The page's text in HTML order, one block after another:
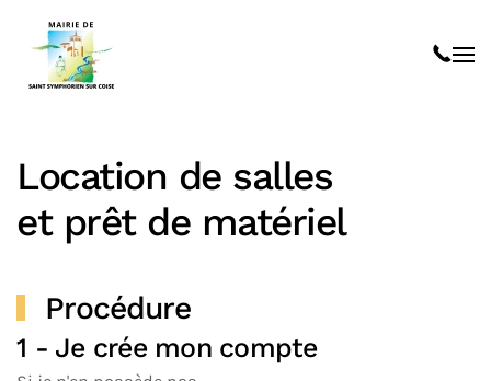
Skip to main content
Location de salles
et prêt de matériel
Procédure
1 - Je crée mon compte